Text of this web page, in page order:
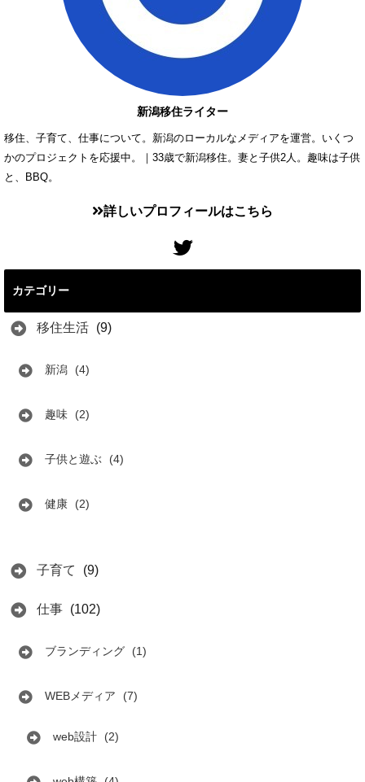
新潟移住ライター
移住、子育て、仕事について。新潟のローカルなメディアを運営。いくつ
かのプロジェクトを応援中。｜33歳で新潟移住。妻と子供2人。趣味は子供
と、BBQ。
詳しいプロフィールはこちら
カテゴリー
移住生活 (9)
新潟 (4)
趣味 (2)
子供と遊ぶ (4)
健康 (2)
子育て (9)
仕事 (102)
ブランディング (1)
WEBメディア (7)
web設計 (2)